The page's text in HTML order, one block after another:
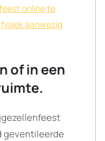
online te
aanwezig
of in een
geventileerde